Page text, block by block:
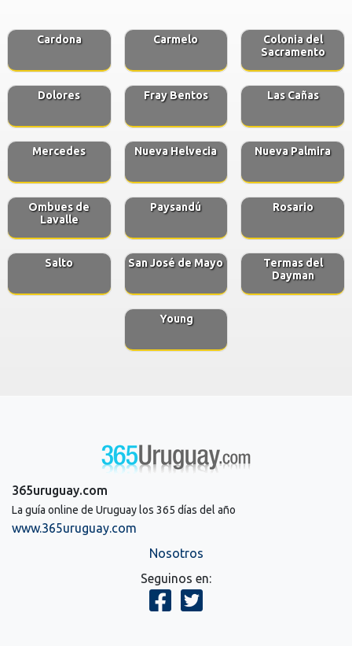
Cardona Carmelo
Colonia del
Sacramento
Dolores Fray Bentos Las Cañas
Mercedes Nueva Helvecia Nueva Palmira
Ombues de
Lavalle
Paysandú Rosario
Salto San José de Mayo
Termas del
Dayman
Young
365uruguay.com
La guía online de Uruguay los 365 días del año
www.365uruguay.com
Nosotros
Seguinos en: